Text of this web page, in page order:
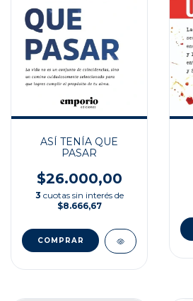
ASÍ TENÍA QUE
PASAR
$26.000,00
3 cuotas sin interés de
$8.666,67